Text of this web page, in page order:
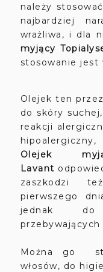
należy
najbardziej
wrażliwa, i dla
myjący
stosowanie jest
Olejek ten
do skóry
reakcji
Olejek
Lavant
zaszkodzi
pierwszego
jednak do
Można go
włosów, do